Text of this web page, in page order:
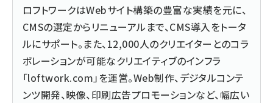
ロフトワークはWebサイト構築の豊富な実績を元に、
CMSの選定からリニューアルまで、CMS導入をトータ
ルにサポート。また、12,000人のクリエイターとのコラ
ボレーションが可能なクリエイティブのインフラ
「loftwork.com」を運営。Web制作、デジタルコンテ
ンツ開発、映像、印刷広告プロモーションなど、幅広い